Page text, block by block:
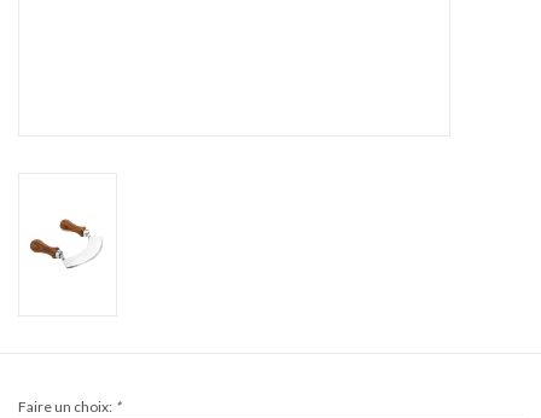
Faire un choix: *